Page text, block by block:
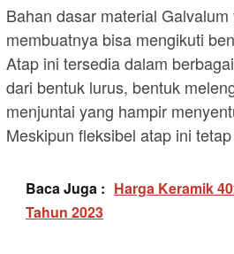
Bahan dasar material
membuatnya bisa mengikuti
Atap ini tersedia dalam
dari bentuk lurus, bentuk
menjuntai yang hampir
Meskipun fleksibel atap ini
Baca Juga : Harga Keramik
Tahun 2023